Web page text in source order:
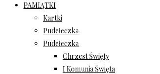
PAMIĄTKI
Kartki
Pudełeczka
Pudełeczka
Chrzest Święty
I Komunia Święta